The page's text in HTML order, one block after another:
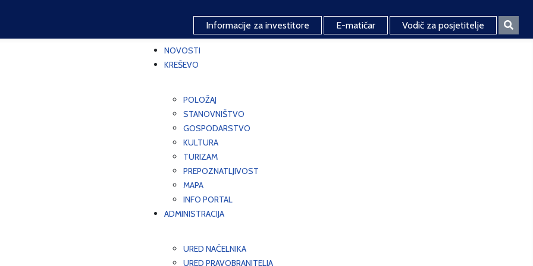
Informacije za investitore E-matičar Vodič za posjetitelje
NOVOSTI
KREŠEVO
POLOŽAJ
STANOVNIŠTVO
GOSPODARSTVO
KULTURA
TURIZAM
PREPOZNATLJIVOST
MAPA
INFO PORTAL
ADMINISTRACIJA
URED NAČELNIKA
URED PRAVOBRANITELJA